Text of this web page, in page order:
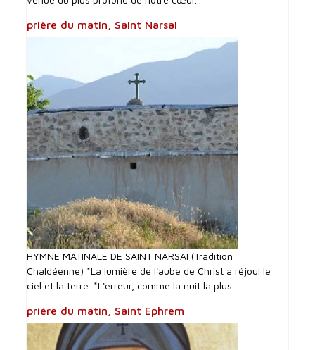
prière du matin, Saint Narsai
HYMNE MATINALE DE SAINT NARSAI (Tradition
Chaldéenne) *La lumière de l'aube de Christ a réjoui le
ciel et la terre. *L'erreur, comme la nuit la plus...
prière du matin, Saint Ephrem